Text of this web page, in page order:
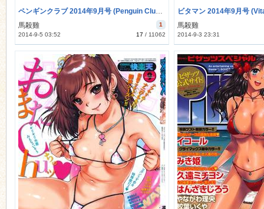
ペンギンクラブ 2014年9月号 (Penguin Club 2014-09)
1
馬殺雞
17 / 11062
2014-9-5 03:52
ビタマン 2014年9月号
馬殺雞
2014-9-3 23:31